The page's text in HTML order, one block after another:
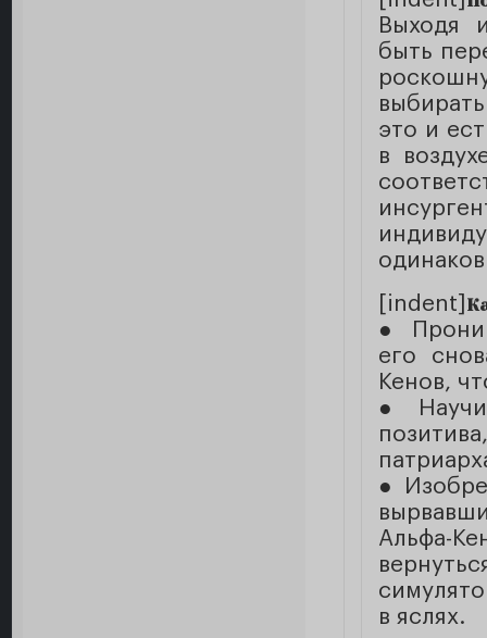
Выходя
быть
это и
в
[indent]
●
его
Кенов,
●
●
Альфа-
в яслях.